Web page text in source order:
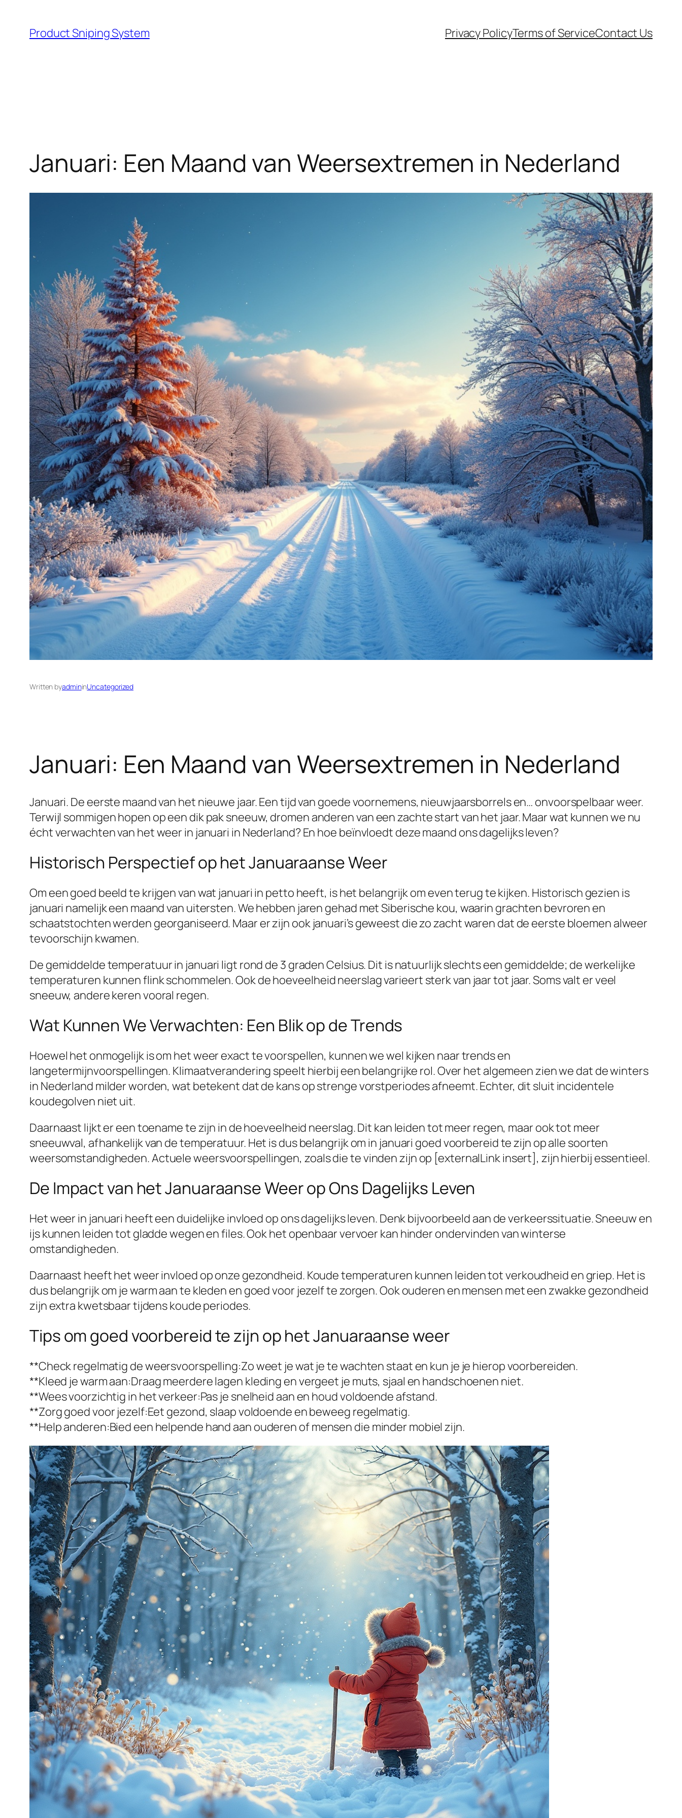
content
Product Sniping System Privacy PolicyTerms of ServiceContact Us
Januari: Een Maand van Weersextremen in Nederland
Written byadmininUncategorized
Januari: Een Maand van Weersextremen in Nederland
Januari. De eerste maand van het nieuwe jaar. Een tijd van goede voornemens, nieuwjaarsborrels en… onvoorspelbaar weer.
Terwijl sommigen hopen op een dik pak sneeuw, dromen anderen van een zachte start van het jaar. Maar wat kunnen we nu
écht verwachten van het weer in januari in Nederland? En hoe beïnvloedt deze maand ons dagelijks leven?
Historisch Perspectief op het Januaraanse Weer
Om een goed beeld te krijgen van wat januari in petto heeft, is het belangrijk om even terug te kijken. Historisch gezien is
januari namelijk een maand van uitersten. We hebben jaren gehad met Siberische kou, waarin grachten bevroren en
schaatstochten werden georganiseerd. Maar er zijn ook januari’s geweest die zo zacht waren dat de eerste bloemen alweer
tevoorschijn kwamen.
De gemiddelde temperatuur in januari ligt rond de 3 graden Celsius. Dit is natuurlijk slechts een gemiddelde; de werkelijke
temperaturen kunnen flink schommelen. Ook de hoeveelheid neerslag varieert sterk van jaar tot jaar. Soms valt er veel
sneeuw, andere keren vooral regen.
Wat Kunnen We Verwachten: Een Blik op de Trends
Hoewel het onmogelijk is om het weer exact te voorspellen, kunnen we wel kijken naar trends en
langetermijnvoorspellingen. Klimaatverandering speelt hierbij een belangrijke rol. Over het algemeen zien we dat de winters
in Nederland milder worden, wat betekent dat de kans op strenge vorstperiodes afneemt. Echter, dit sluit incidentele
koudegolven niet uit.
Daarnaast lijkt er een toename te zijn in de hoeveelheid neerslag. Dit kan leiden tot meer regen, maar ook tot meer
sneeuwval, afhankelijk van de temperatuur. Het is dus belangrijk om in januari goed voorbereid te zijn op alle soorten
weersomstandigheden. Actuele weersvoorspellingen, zoals die te vinden zijn op [externalLink insert], zijn hierbij essentieel.
De Impact van het Januaraanse Weer op Ons Dagelijks Leven
Het weer in januari heeft een duidelijke invloed op ons dagelijks leven. Denk bijvoorbeeld aan de verkeerssituatie. Sneeuw en
ijs kunnen leiden tot gladde wegen en files. Ook het openbaar vervoer kan hinder ondervinden van winterse
omstandigheden.
Daarnaast heeft het weer invloed op onze gezondheid. Koude temperaturen kunnen leiden tot verkoudheid en griep. Het is
dus belangrijk om je warm aan te kleden en goed voor jezelf te zorgen. Ook ouderen en mensen met een zwakke gezondheid
zijn extra kwetsbaar tijdens koude periodes.
Tips om goed voorbereid te zijn op het Januaraanse weer
**Check regelmatig de weersvoorspelling:Zo weet je wat je te wachten staat en kun je je hierop voorbereiden.
**Kleed je warm aan:Draag meerdere lagen kleding en vergeet je muts, sjaal en handschoenen niet.
**Wees voorzichtig in het verkeer:Pas je snelheid aan en houd voldoende afstand.
**Zorg goed voor jezelf:Eet gezond, slaap voldoende en beweeg regelmatig.
**Help anderen:Bied een helpende hand aan ouderen of mensen die minder mobiel zijn.